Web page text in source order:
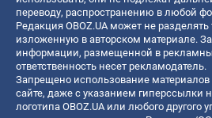
переводу, распространению в любой
Редакция OBOZ.UA может не разделять
изложенную в авторском материале.
информации, размещенной в
ответственность несет рекламодатель.
Запрещено использование
сайте, даже с указанием гиперссылки
логотипа OBOZ.UA или любого другого